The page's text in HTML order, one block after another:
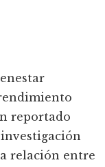
reportado
relación entre